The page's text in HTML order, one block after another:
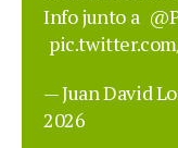
Info junto a
— Juan David
2026